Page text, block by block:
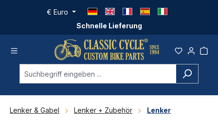
Zum Hauptinhalt springen
Schnelle Lieferung
€ Euro
Lenker & Gabel Lenker + Zubehör Lenker